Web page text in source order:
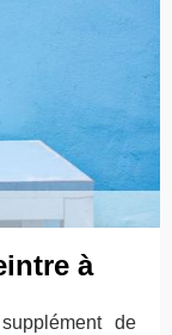
à
de